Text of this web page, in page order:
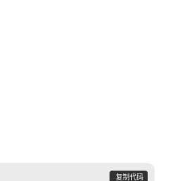
复制代码